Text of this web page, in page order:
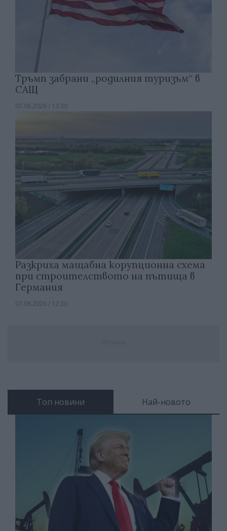
Тръмп забрани „родилния туризъм“ в
САЩ
07.08.2026 / 13:30
Разкриха мащабна корупционна схема
при строителството на пътища в
Германия
07.08.2026 / 12:30
Топ новини Най-новото